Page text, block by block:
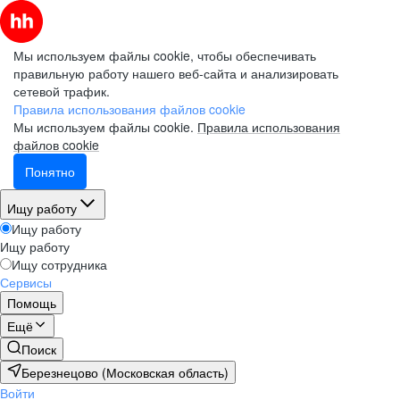
Мы используем файлы cookie, чтобы обеспечивать
правильную работу нашего веб-сайта и анализировать
сетевой трафик.
Правила использования файлов cookie
Мы используем файлы cookie. Правила использования
файлов cookie
Понятно
Ищу работу
Ищу работу
Ищу работу
Ищу сотрудника
Сервисы
Помощь
Ещё
Поиск
Березнецово (Московская область)
Войти